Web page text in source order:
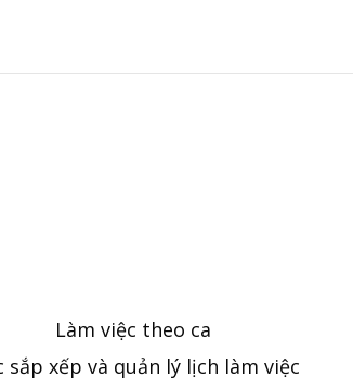
Làm việc theo ca
sắp xếp và quản lý lịch làm việc